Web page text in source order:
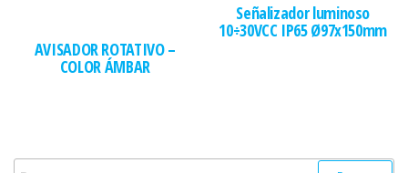
AVISADOR ROTATIVO –
COLOR ÁMBAR
Señalizador luminoso
10÷30VCC IP65 Ø97x150mm